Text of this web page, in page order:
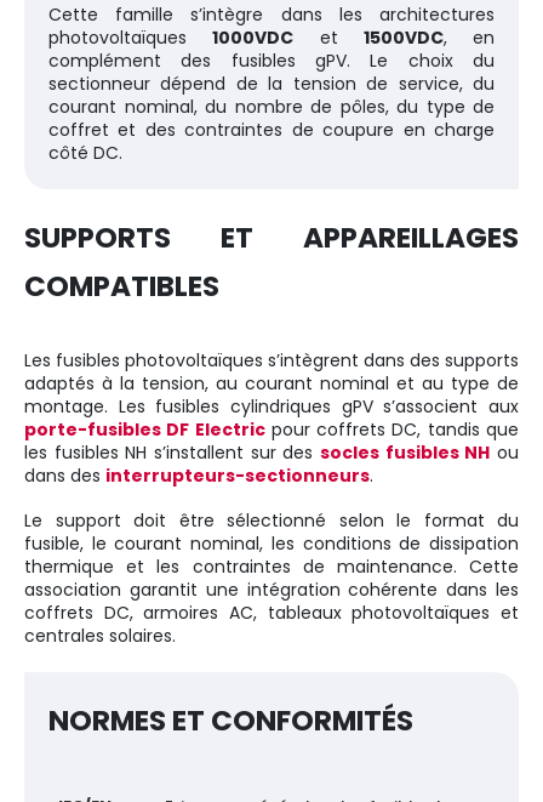
Cette famille s’intègre dans les architectures
photovoltaïques1000VDC et 1500VDC, en
complément des fusibles gPV. Le choix du
sectionneur dépend de la tension de service, du
courant nominal, du nombre de pôles, du type de
coffret et des contraintes de coupure en charge
côté DC.
SUPPORTS ET APPAREILLAGES
COMPATIBLES
Les fusibles photovoltaïques s’intègrent dans des supports
adaptés à la tension, au courant nominal et au type de
montage. Les fusibles cylindriques gPV s’associent aux
porte-fusibles DF Electricpour coffrets DC, tandis que
les fusibles NH s’installent sur des socles fusibles NH ou
dans des interrupteurs-sectionneurs.
Le support doit être sélectionné selon le format du
fusible, le courant nominal, les conditions de dissipation
thermique et les contraintes de maintenance. Cette
association garantit une intégration cohérente dans les
coffrets DC, armoires AC, tableaux photovoltaïques et
centrales solaires.
NORMES ET CONFORMITÉS